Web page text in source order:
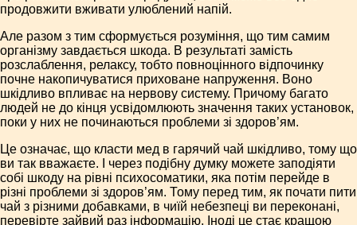
продовжити вживати улюблений напій.
Але разом з тим сформується розуміння, що тим самим
організму завдається шкода. В результаті замість
розслаблення, релаксу, тобто повноцінного відпочинку
почне накопичуватися приховане напруження. Воно
шкідливо впливає на нервову систему. Причому багато
людей не до кінця усвідомлюють значення таких установок,
поки у них не починаються проблеми зі здоров’ям.
Це означає, що класти мед в гарячий чай шкідливо, тому що
ви так вважаєте. І через подібну думку можете заподіяти
собі шкоду на рівні психосоматики, яка потім перейде в
різні проблеми зі здоров’ям. Тому перед тим, як почати пити
чай з різними добавками, в чиїй небезпеці ви переконані,
перевірте зайвий раз інформацію. Іноді це стає кращою